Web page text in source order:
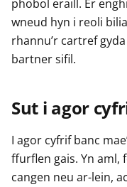
phobol eraill. Er
wneud hyn i reoli
rhannu’r cartref
bartner sifil.
Sut i agor
I agor cyfrif banc
ffurflen gais. Yn aml,
cangen neu ar-lein,